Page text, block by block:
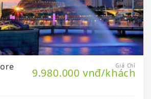
Giá Chỉ
9.980.000 vnđ/khách